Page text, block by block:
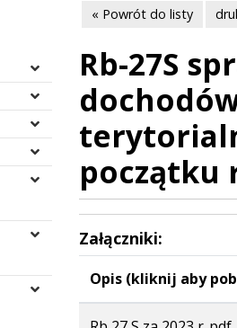
« Powrót do listy
Rb-27S
początku
Załączniki:
Opis (kliknij aby